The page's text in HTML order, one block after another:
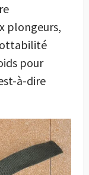
plongeurs,
pour
à-dire